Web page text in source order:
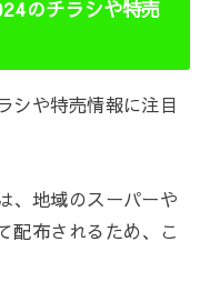
のチラシや特売
シや特売情報に注目
、地域のスーパーや
配布されるため、こ